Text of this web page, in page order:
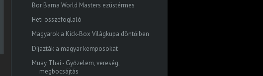
Bor Barna World Masters ezüstérmes
Heti összefoglaló
Magyarok a Kick-Box Világkupa döntőiben
Díjazták a magyar kemposokat
Muay Thai - Győzelem, vereség,
megbocsájtás